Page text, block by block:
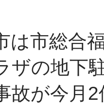
市総合
ザの地下
故が今月